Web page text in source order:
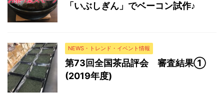
「いぶしぎん」でベーコン試作♪
NEWS・トレンド・イベント情報
第73回全国茶品評会 審査結果①
(2019年度)